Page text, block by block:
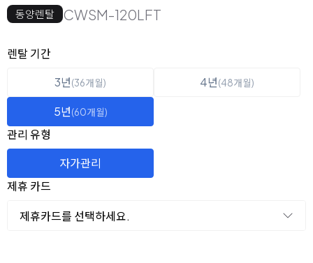
동양렌탈 CWSM-120LFT
옵션 선택
렌탈 선택
렌탈 기간
3년(36개월) 4년(48개월)
5년(60개월)
관리 유형
자가관리
제휴 카드
제휴카드를 선택하세요.